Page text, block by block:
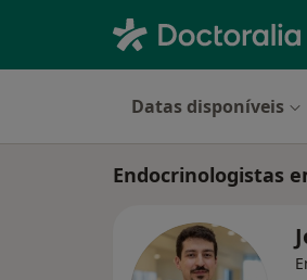
Datas disponíveis
Endocrinologistas